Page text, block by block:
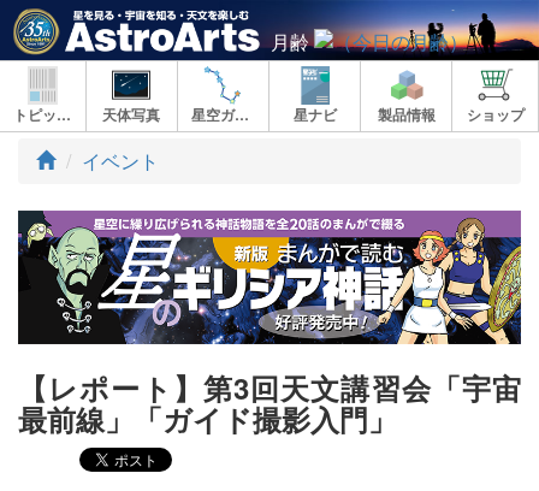
月齢
トピックス 天体写真 星空ガイド 星ナビ 製品情報 ショップ
ト
プ
イベント
【レポート】第3回天文講習会「宇宙
最前線」「ガイド撮影入門」